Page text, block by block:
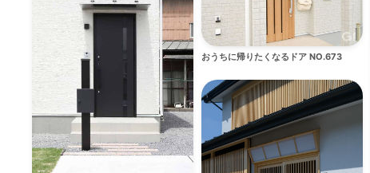
おうちに帰りたくなるドア NO.673